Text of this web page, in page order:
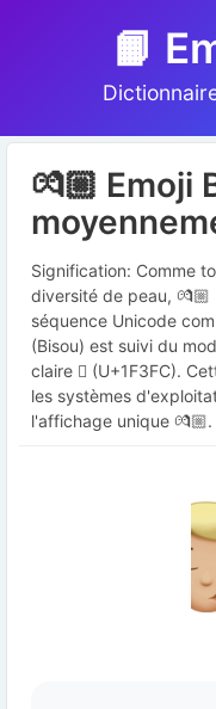
📙
💏🏼 Emoji
Signification: Comme
diversité de peau,
séquence Unicode
(Bisou) est suivi du
claire 🏼 (U+1F3FC).
les systèmes
l'affichage unique 💏🏼.